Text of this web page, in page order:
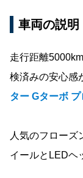
車両の説明
走行距離
検済みの安心感
ター Gターボ
人気のフローズ
イールとLEDヘ